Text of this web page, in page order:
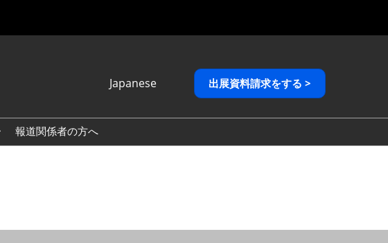
Japanese
English
繁體中文
出展資料請求をする >
報道関係者の方へ